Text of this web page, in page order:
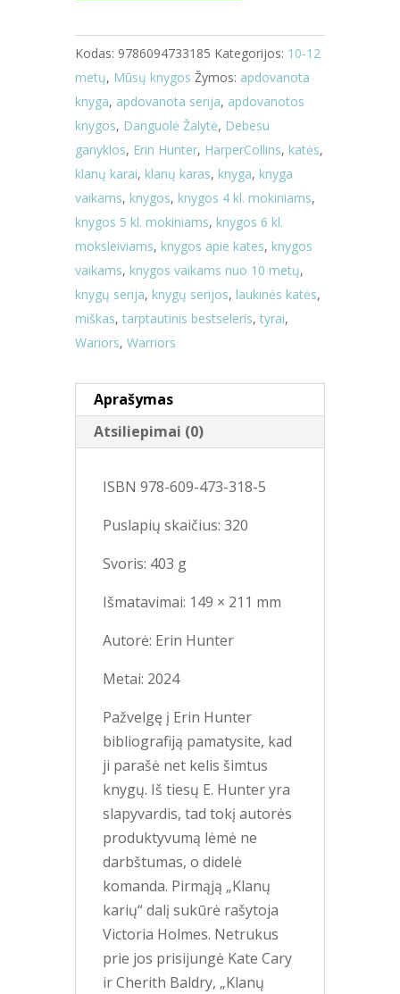
Kodas: 9786094733185 Kategorijos: 10-12
metų, Mūsų knygos Žymos: apdovanota
knyga, apdovanota serija, apdovanotos
knygos, Danguolė Žalytė, Debesu
ganyklos, Erin Hunter, HarperCollins, katės,
klanų karai, klanų karas, knyga, knyga
vaikams, knygos, knygos 4 kl. mokiniams,
knygos 5 kl. mokiniams, knygos 6 kl.
moksleiviams, knygos apie kates, knygos
vaikams, knygos vaikams nuo 10 metų,
knygų serija, knygų serijos, laukinės katės,
miškas, tarptautinis bestseleris, tyrai,
Wariors, Warriors
Aprašymas
Atsiliepimai (0)
ISBN 978-609-473-318-5
Puslapių skaičius: 320
Svoris: 403 g
Išmatavimai: 149 × 211 mm
Autorė: Erin Hunter
Metai: 2024
Pažvelgę į Erin Hunter
bibliografiją pamatysite, kad
ji parašė net kelis šimtus
knygų. Iš tiesų E. Hunter yra
slapyvardis, tad tokį autorės
produktyvumą lėmė ne
darbštumas, o didelė
komanda. Pirmąją „Klanų
karių“ dalį sukūrė rašytoja
Victoria Holmes. Netrukus
prie jos prisijungė Kate Cary
ir Cherith Baldry, „Klanų